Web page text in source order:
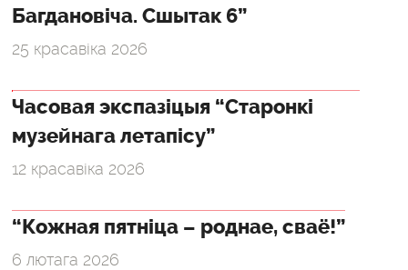
Багдановіча. Сшытак 6”
25 красавіка 2026
Часовая экспазіцыя “Старонкі
музейнага летапісу”
12 красавіка 2026
“Кожная пятніца – роднае, сваё!”
6 лютага 2026